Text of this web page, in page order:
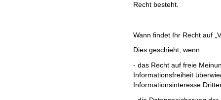
Recht besteht.
Wann findet Ihr Recht auf
Dies geschieht, wenn
- das Recht auf freie
Informationsfreiheit
Informationsinteresse